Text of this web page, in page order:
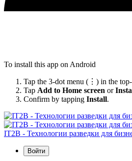
To install this app on Android
Tap the 3-dot menu (⋮) in the
Tap Add to Home screen or
Confirm by tapping Install.
IT2B - Технологии разведки для
Войти